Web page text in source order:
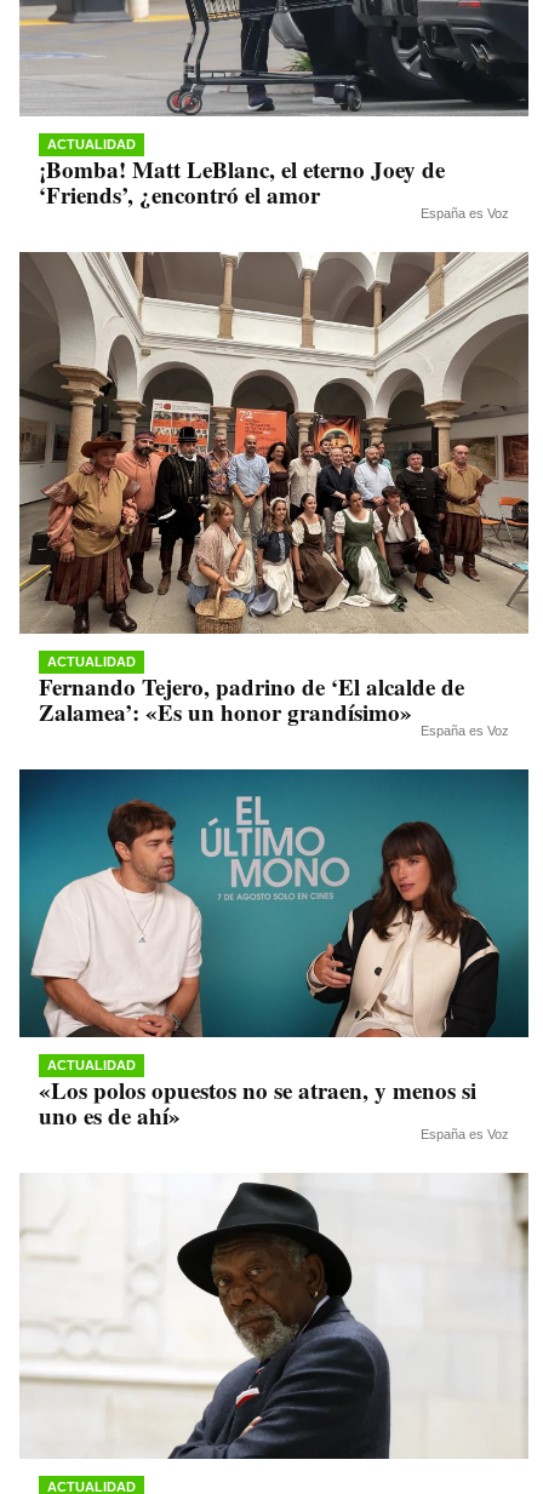
ACTUALIDAD
¡Bomba! Matt LeBlanc, el eterno Joey de
‘Friends’, ¿encontró el amor
España es Voz
ACTUALIDAD
Fernando Tejero, padrino de ‘El alcalde de
Zalamea’: «Es un honor grandísimo»
España es Voz
ACTUALIDAD
«Los polos opuestos no se atraen, y menos si
uno es de ahí»
España es Voz
ACTUALIDAD